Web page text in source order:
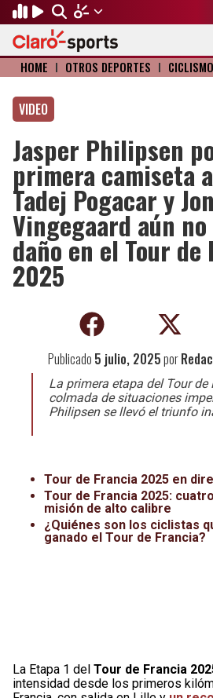
Regresar
FÚTBOL
Fútbol Internacional
Mundial de Clubes
Concachampions
Copa Oro
Fútbol de Estufa
Fútbol Femenil
Leagues Cup
Liga de Expansión MX
Liga MX
Selección Mexicana
Regresar
MOTOR
Formula 1
NASCAR
Regresar
BÉISBOL
Mexicano
MLB
Regresar
OLÍMPICOS
Olympic Channel
Paris 2024
Gangwon 2024
Juegos Paralímpicos
Regresar
OTROS DEPORTES
Básquetbol
Fútbol Americano
Ciclismo
Tenis
Golf
Lucha Libre
Juegos Panamericanos
Regresar
ACTUALIDAD
Música
Cine y TV
Tendencias
Videojuegos
HOME I OTROS DEPORTES I CICLISMO
VIDEO
Jasper Philipsen
primera camiseta
Tadej Pogacar y
Vingegaard aún
daño en el Tour de
2025
Publicado 5 julio, 2025por
La primera etapa del Tour de
colmada de situaciones
Philipsen se llevó el triunfo
Tour de Francia 2025 en
Tour de Francia 2025:
misión de alto calibre
¿Quiénes son los ciclistas
ganado el Tour de Francia?
La Etapa 1 del Tour de Francia
intensidad desde los primeros